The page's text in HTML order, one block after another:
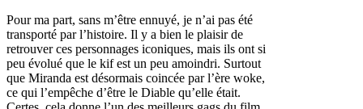
Pour ma part, sans m’être ennuyé, je n’ai pas été
transporté par l’histoire. Il y a bien le plaisir de
retrouver ces personnages iconiques, mais ils ont si
peu évolué que le kif est un peu amoindri. Surtout
que Miranda est désormais coincée par l’ère woke,
ce qui l’empêche d’être le Diable qu’elle était.